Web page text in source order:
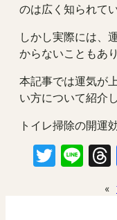
のは広く知られて
しかし実際には、
からないこともあ
本記事では運気が
い方について紹介
トイレ掃除の開運
«